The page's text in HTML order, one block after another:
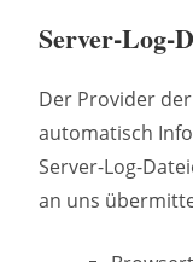
Server-Log-
Der Provider
automatisch
Server-Log-
an uns